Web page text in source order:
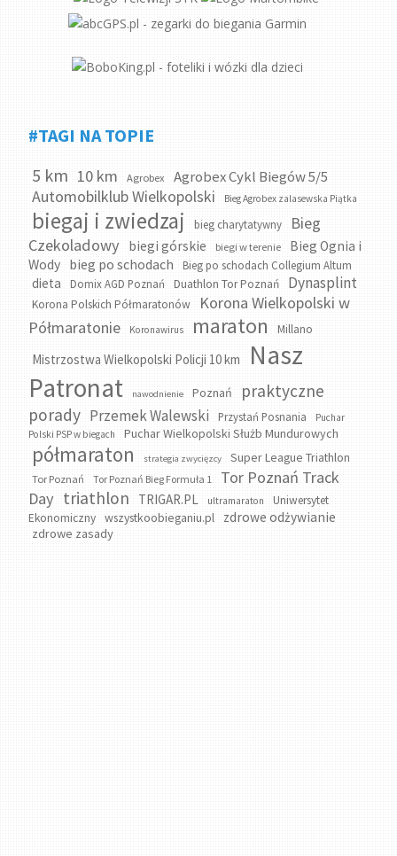
#TAGI NA TOPIE
5 km 10 km Agrobex Agrobex Cykl Biegów 5/5
Automobilklub Wielkopolski Bieg Agrobex zalasewska Piątka
biegaj i zwiedzaj bieg charytatywny
Bieg
Czekoladowy
biegi górskie biegi w terenie
Bieg Ognia i
Wody bieg po schodach Bieg po schodach Collegium Altum
dieta Domix AGD Poznań Duathlon Tor Poznań Dynasplint
Korona Polskich Półmaratonów
Korona Wielkopolski w
Półmaratonie
Koronawirus maraton Millano
Mistrzostwa Wielkopolski Policji 10 km
Nasz
Patronat
nawodnienie Poznań
praktyczne
porady Przemek Walewski Przystań Posnania
Puchar
Polski PSP w biegach
Puchar Wielkopolski Służb Mundurowych
półmaraton strategia zwycięzcy Super League Triathlon
Tor Poznań Tor Poznań Bieg Formuła 1
Tor Poznań Track
Day triathlon TRIGAR.PL ultramaraton
Uniwersytet
Ekonomiczny
wszystkoobieganiu.pl zdrowe odżywianie
zdrowe zasady